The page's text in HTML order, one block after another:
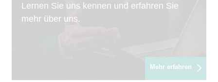
Lernen Sie uns kennen und erfahren Sie
mehr über uns.
Mehr erfahren